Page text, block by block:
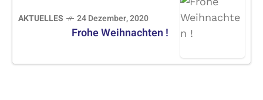
AKTUELLES 24 Dezember, 2020
Frohe Weihnachten !